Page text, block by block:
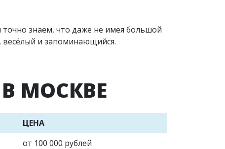
точно знаем, что даже не имея большой
и запоминающийся.
МОСКВЕ
ЦЕНА
от 100 000 рублей